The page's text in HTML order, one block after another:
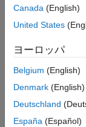
コマンド ラインからの
参考
Polyspace
トを作成する
これらのフィ
的に入力されま
Polyspace の
を行います。
Polyspace
Canada (English)
United States
ヨーロッパ
Belgium (English)
Denmark (English)
Deutschland
España (Español)